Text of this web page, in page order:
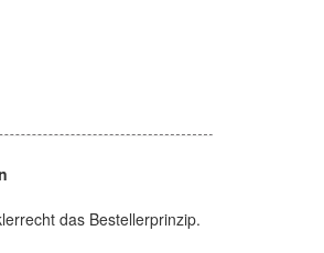
das Bestellerprinzip.